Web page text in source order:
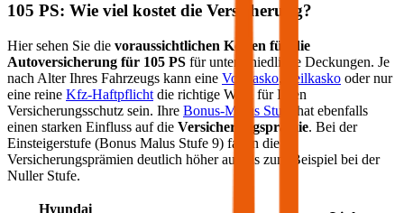
105 PS: Wie viel kostet die Versicherung?
Hier sehen Sie die voraussichtlichen Kosten für die
Autoversicherung für 105 PS für unterschiedliche Deckungen. Je
nach Alter Ihres Fahrzeugs kann eine Vollkasko, Teilkasko oder nur
eine reine Kfz-Haftpflicht die richtige Wahl für Ihren
Versicherungsschutz sein. Ihre Bonus-Malus Stufe
hat ebenfalls
einen starken Einfluss auf die Versicherungsprämie. Bei der
Einsteigerstufe (Bonus Malus Stufe 9) fallen die
Versicherungsprämien deutlich höher aus als zum Beispiel bei der
Nuller Stufe.
Hyundai